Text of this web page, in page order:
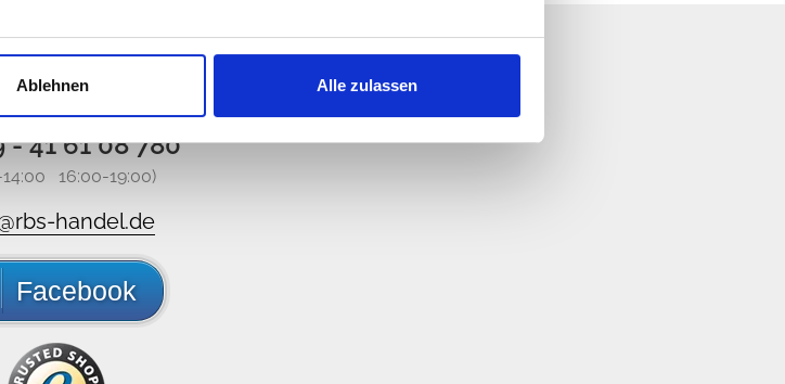
Ablehnen Alle zulassen
på nett
oss gjennom sosiale medier, du får et svar så snart som mulig.
41 61 08 780
14:00 16:00-19:00)
handel.de
Facebook